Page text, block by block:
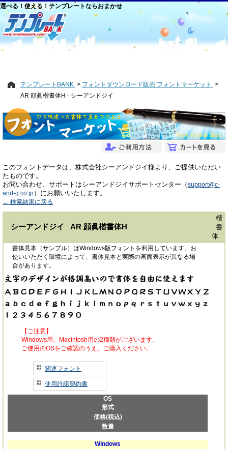
選べる！使える！テンプレートならおまかせ
テンプレートBANK
フォントダウンロード販売 フォントマーケット
AR 顔眞楷書体H - シーアンドジイ
このフォントデータは、株式会社シーアンドジイ様より、ご提供いただい
たものです。
お問い合わせ、サポートはシーアンドジイサポートセンター（support@c-
and-g.co.jp）にお願いいたします。
← 検索結果に戻る
シーアンドジイ AR 顔眞楷書体H
楷
書
体
書体見本（サンプル）はWindows版フォントを利用しています。お
使いいただく環境によって、書体見本と実際の画面表示が異なる場
合があります。
【ご注意】
Windows用、Macintosh用の2種類がございます。
ご使用のOSをご確認のうえ、ご購入ください。
関連フォント
使用許諾契約書
OS
形式
価格(税込)
数量
Windows